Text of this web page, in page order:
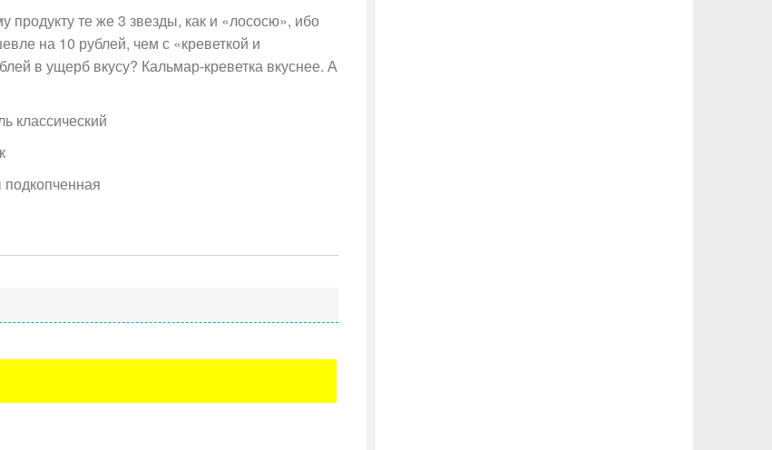
те же 3 звезды, как и «лососю», ибо
на 10 рублей, чем с «креветкой и
в ущерб вкусу? Кальмар-креветка вкуснее. А
классический